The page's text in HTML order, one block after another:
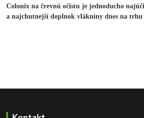
Colonix na črevnú očistu je jednoducho
a najchutnejší doplnok vlákniny dnes na trhu